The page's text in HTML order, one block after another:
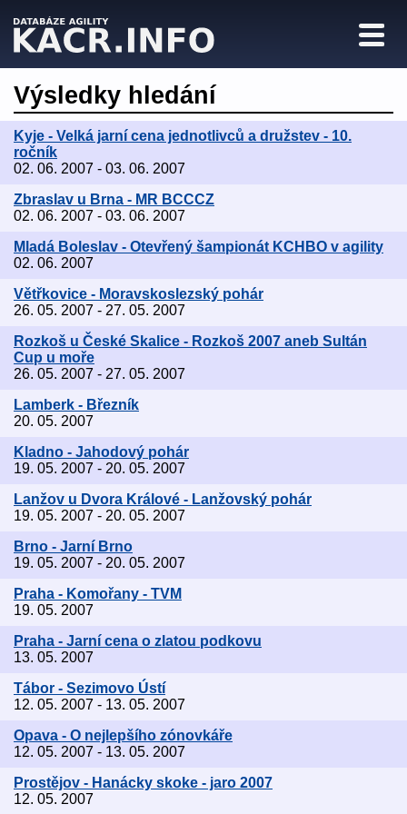
Výsledky hledání
Kyje - Velká jarní cena jednotlivců a družstev - 10.
ročník
02. 06. 2007 - 03. 06. 2007
Zbraslav u Brna - MR BCCCZ
02. 06. 2007 - 03. 06. 2007
Mladá Boleslav - Otevřený šampionát KCHBO v agility
02. 06. 2007
Větřkovice - Moravskoslezský pohár
26. 05. 2007 - 27. 05. 2007
Rozkoš u České Skalice - Rozkoš 2007 aneb Sultán
Cup u moře
26. 05. 2007 - 27. 05. 2007
Lamberk - Březník
20. 05. 2007
Kladno - Jahodový pohár
19. 05. 2007 - 20. 05. 2007
Lanžov u Dvora Králové - Lanžovský pohár
19. 05. 2007 - 20. 05. 2007
Brno - Jarní Brno
19. 05. 2007 - 20. 05. 2007
Praha - Komořany - TVM
19. 05. 2007
Praha - Jarní cena o zlatou podkovu
13. 05. 2007
Tábor - Sezimovo Ústí
12. 05. 2007 - 13. 05. 2007
Opava - O nejlepšího zónovkáře
12. 05. 2007 - 13. 05. 2007
Prostějov - Hanácky skoke - jaro 2007
12. 05. 2007